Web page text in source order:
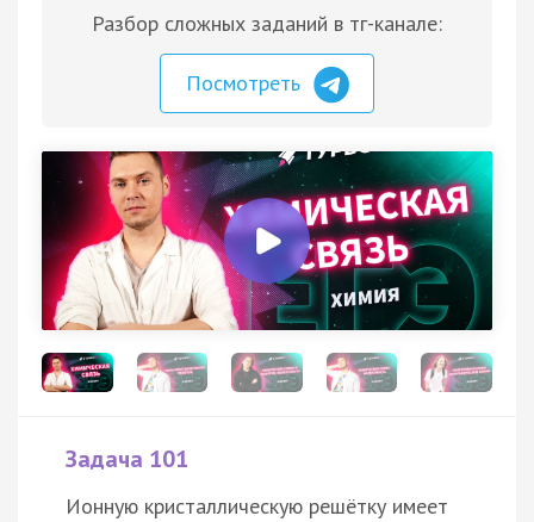
Разбор сложных заданий в тг-канале:
Посмотреть
Задача 101
Ионную кристаллическую решётку имеет